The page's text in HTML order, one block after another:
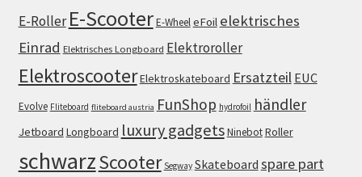
E-Roller E-ScooterE-WheeleFoil elektrisches
Einrad Elektrisches Longboard Elektroroller
ElektroscooterElektroskateboard Ersatzteil EUC
Evolve Fliteboard fliteboard austria FunShop hydrofoil händler
Jetboard Longboard luxury gadgetsNinebotRoller
schwarzScooter Segway Skateboard spare part